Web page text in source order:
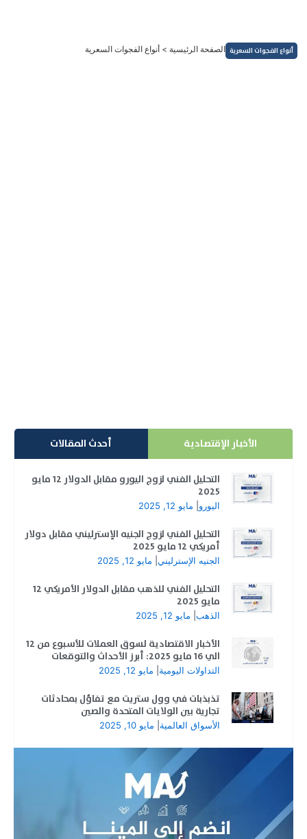
المحتوى
أنواع الفجوات السعرية الصفحة الرئيسية > أنواع الفجوات السعرية
الأخبار الإقتصادية أحدث المقالات
التحليل الفني لزوج اليورو مقابل الدولار 12 مايو
2025
اليورو مايو 12, 2025
التحليل الفني لزوج الجنيه الإسترليني مقابل دولار
أمريكي 12 مايو 2025
الجنيه الإسترليني مايو 12, 2025
التحليل الفني للذهب مقابل الدولار الأمريكي 12
مايو 2025
الذهب مايو 12, 2025
الأخبار الاقتصادية لسوق العملات للأسبوع من 12
الي 16 مايو 2025: أبرز الأحداث والتوقعات
التداولات اليومية مايو 12, 2025
تذبذبات في وول ستريت مع تفاؤل بمحادثات
تجارية بين الولايات المتحدة والصين
الأسواق العالمية مايو 10, 2025